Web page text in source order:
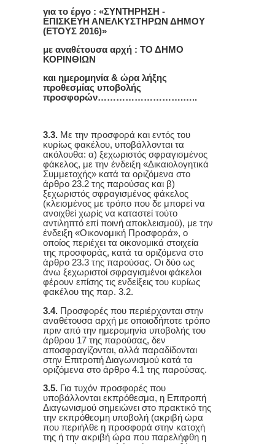
για το έργο : «ΣΥΝΤΗΡΗΣΗ -
ΕΠΙΣΚΕΥΗ ΑΝΕΛΚΥΣΤΗΡΩΝ ΔΗΜΟΥ
(ΕΤΟΥΣ 2016)»
με αναθέτουσα αρχή : ΤΟ ΔΗΜΟ
ΚΟΡΙΝΘΙΩΝ
και ημερομηνία & ώρα λήξης
προθεσμίας υποβολής
προσφορών……………………….…..
3.3. Με την προσφορά και εντός του
κυρίως φακέλου, υποβάλλονται τα
ακόλουθα: α) ξεχωριστός σφραγισμένος
φάκελος, με την ένδειξη «Δικαιολογητικά
Συμμετοχής» κατά τα οριζόμενα στο
άρθρο 23.2 της παρούσας και β)
ξεχωριστός σφραγισμένος φάκελος
(κλεισμένος με τρόπο που δε μπορεί να
ανοιχθεί χωρίς να καταστεί τούτο
αντιληπτό επί ποινή αποκλεισμού), με την
ένδειξη «Οικονομική Προσφορά», ο
οποίος περιέχει τα οικονομικά στοιχεία
της προσφοράς, κατά τα οριζόμενα στο
άρθρο 23.3 της παρούσας. Οι δύο ως
άνω ξεχωριστοί σφραγισμένοι φάκελοι
φέρουν επίσης τις ενδείξεις του κυρίως
φακέλου της παρ. 3.2.
3.4. Προσφορές που περιέρχονται στην
αναθέτουσα αρχή με οποιοδήποτε τρόπο
πριν από την ημερομηνία υποβολής του
άρθρου 17 της παρούσας, δεν
αποσφραγίζονται, αλλά παραδίδονται
στην Επιτροπή Διαγωνισμού κατά τα
οριζόμενα στο άρθρο 4.1 της παρούσας.
3.5. Για τυχόν προσφορές που
υποβάλλονται εκπρόθεσμα, η Επιτροπή
Διαγωνισμού σημειώνει στο πρακτικό της
την εκπρόθεσμη υποβολή (ακριβή ώρα
που περιήλθε η προσφορά στην κατοχή
της ή την ακριβή ώρα που παρελήφθη η